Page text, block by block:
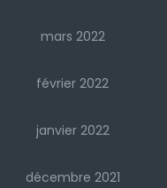
mars 2022
février 2022
janvier 2022
décembre 2021